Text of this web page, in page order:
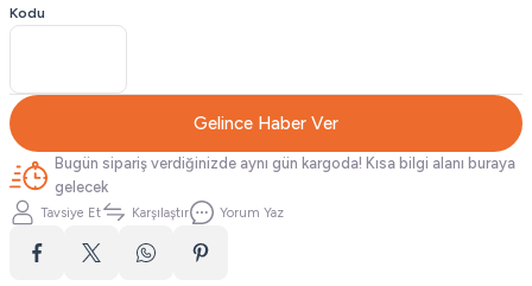
Kodu
Gelince Haber Ver
Bugün sipariş verdiğinizde aynı gün kargoda! Kısa bilgi alanı buraya
gelecek
Tavsiye Et Karşılaştır Yorum Yaz